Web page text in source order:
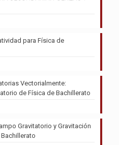
para Física de
Vectorialmente:
de Física de Bachillerato
Gravitatorio y Gravitación